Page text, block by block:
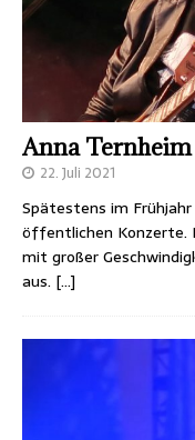
Anna
22. Juli 2021
Spätestens im
öffentlichen Konzerte.
mit großer
aus. […]